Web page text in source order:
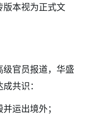
版本视为正式文
官员报道，华盛
共识：
运出境外；